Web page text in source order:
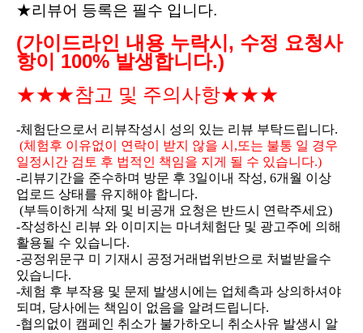
★리뷰어 등록은 필수 입니다.
(가이드라인 내용 누락시, 수정 요청사
항이 100% 발생합니다.)
★★★참고 및 주의사항★★★
-체험단으로서 리뷰작성시 성의 있는 리뷰 부탁드립니다.
(체험후 이유없이 연락이 받지 않을 시,또는 불통 일 경우
일정시간 검토 후 법적인 책임을 지게 될 수 있습니다.)
-리뷰기간을 준수하며 방문 후 3일이내 작성, 6개월 이상
업로드 상태를 유지해야 합니다.
(부득이하게 삭제 및 비공개 요청은 반드시 연락주세요)
-작성하신 리뷰 와 이미지는 마녀체험단 및 광고주에 의해
활용될 수 있습니다.
-공정위문구 미 기재시 공정거래법위반으로 처벌받을수
있습니다.
-체험 후 부작용 및 문제 발생시에는 업체측과 상의하셔야
되며, 당사에는 책임이 없음을 알려드립니다.
-협의없이 캠페인 취소가 불가하오니 취소사유 발생시 알